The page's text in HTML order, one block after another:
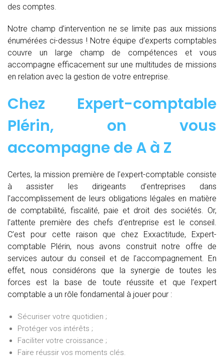
des comptes.
Notre champ d’intervention ne se limite pas aux missions
énumérées ci-dessus ! Notre équipe d’experts comptables
couvre un large champ de compétences et vous
accompagne efficacement sur une multitudes de missions
en relation avec la gestion de votre entreprise.
Chez Expert-comptable
Plérin, on vous
accompagne deA à Z
Certes, la mission première de l’expert-comptable consiste
à assister les dirigeants d’entreprises dans
l’accomplissement de leurs obligations légales en matière
de comptabilité, fiscalité, paie et droit des sociétés. Or,
l’attente première des chefs d’entreprise est le conseil.
C’est pour cette raison que chez Exxactitude, Expert-
comptable Plérin, nous avons construit notre offre de
services autour du conseil et de l’accompagnement. En
effet, nous considérons que la synergie de toutes les
forces est la base de toute réussite et que l’expert
comptable a un rôle fondamental à jouer pour :
Sécuriser votre quotidien ;
Protéger vos intérêts ;
Faciliter votre croissance ;
Faire réussir vos moments clés.